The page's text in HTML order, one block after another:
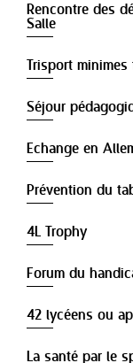
Rencontre des
Salle
Trisport
Séjour
Echange en
Prévention du
4L Trophy
Forum du
42 lycéens ou
La santé par le